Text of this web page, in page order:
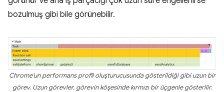
bozulmuş gibi bile görünebilir.
Chrome'un performans profil oluşturucusunda gösterildiği gibi uzun bir
görev. Uzun görevler, görevin köşesinde kırmızı bir üçgenle gösterilir.